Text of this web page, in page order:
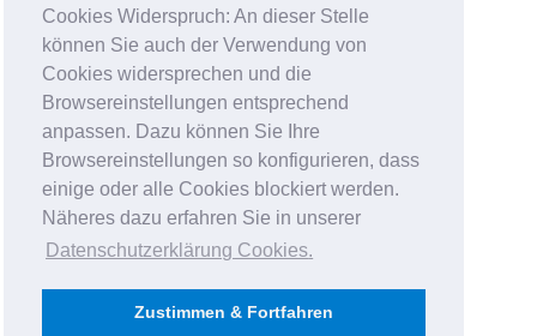
Cookies Widerspruch: An dieser Stelle
können Sie auch der Verwendung von
Cookies widersprechen und die
Browsereinstellungen entsprechend
anpassen. Dazu können Sie Ihre
Browsereinstellungen so konfigurieren, dass
einige oder alle Cookies blockiert werden.
Näheres dazu erfahren Sie in unserer
Datenschutzerklärung Cookies.
Zustimmen & Fortfahren